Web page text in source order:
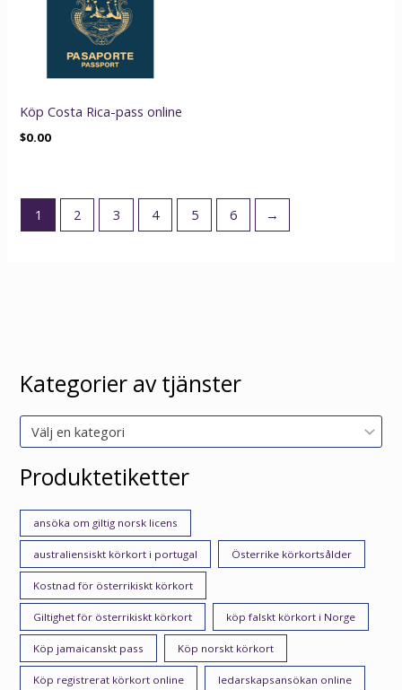
Köp Costa Rica-pass online
$0.00
1 2 3 4 5 6 →
Kategorier av tjänster
Välj en kategori
Produktetiketter
ansöka om giltig norsk licens
australiensiskt körkort i portugal Österrike körkortsålder
Kostnad för österrikiskt körkort
Giltighet för österrikiskt körkort köp falskt körkort i Norge
Köp jamaicanskt pass Köp norskt körkort
Köp registrerat körkort online ledarskapsansökan online